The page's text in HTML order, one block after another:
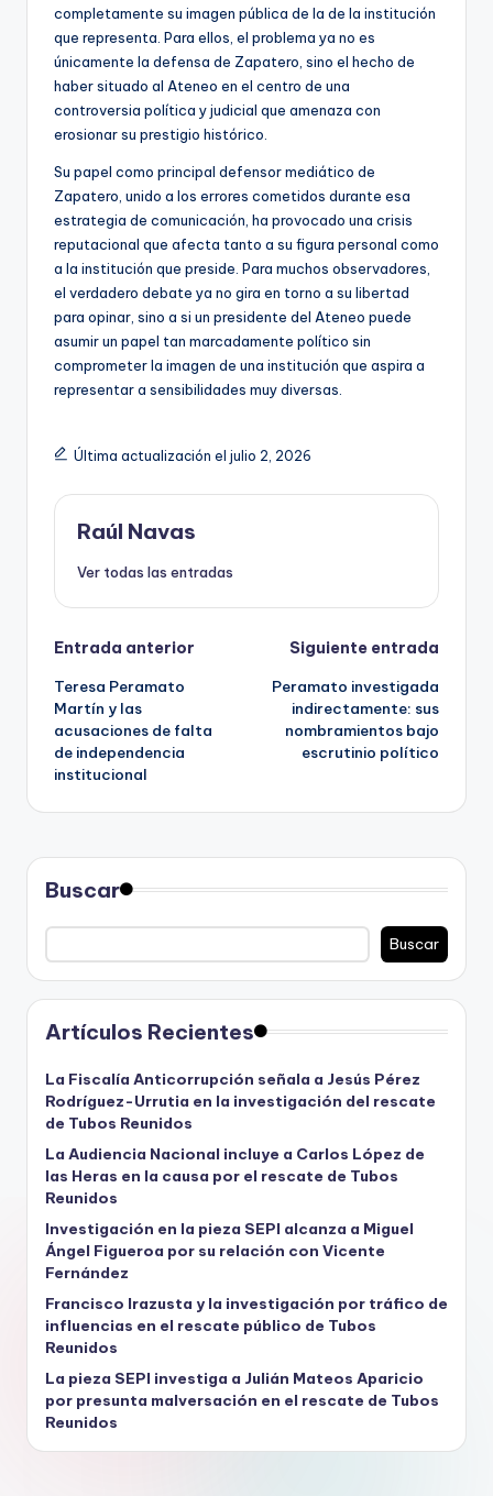
completamente su imagen pública de la de la institución
que representa. Para ellos, el problema ya no es
únicamente la defensa de Zapatero, sino el hecho de
haber situado al Ateneo en el centro de una
controversia política y judicial que amenaza con
erosionar su prestigio histórico.
Su papel como principal defensor mediático de
Zapatero, unido a los errores cometidos durante esa
estrategia de comunicación, ha provocado una crisis
reputacional que afecta tanto a su figura personal como
a la institución que preside. Para muchos observadores,
el verdadero debate ya no gira en torno a su libertad
para opinar, sino a si un presidente del Ateneo puede
asumir un papel tan marcadamente político sin
comprometer la imagen de una institución que aspira a
representar a sensibilidades muy diversas.
Última actualización el julio 2, 2026
Raúl Navas
Ver todas las entradas
Navegación
de
entradas
Entrada anterior
Teresa Peramato
Martín y las
acusaciones de falta
de independencia
institucional
Siguiente entrada
Peramato investigada
indirectamente: sus
nombramientos bajo
escrutinio político
Buscar
Buscar
Artículos Recientes
La Fiscalía Anticorrupción señala a Jesús Pérez
Rodríguez-Urrutia en la investigación del rescate
de Tubos Reunidos
La Audiencia Nacional incluye a Carlos López de
las Heras en la causa por el rescate de Tubos
Reunidos
Investigación en la pieza SEPI alcanza a Miguel
Ángel Figueroa por su relación con Vicente
Fernández
Francisco Irazusta y la investigación por tráfico de
influencias en el rescate público de Tubos
Reunidos
La pieza SEPI investiga a Julián Mateos Aparicio
por presunta malversación en el rescate de Tubos
Reunidos